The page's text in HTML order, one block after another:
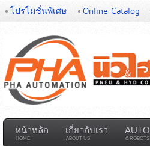
โปรโมชั่นพิเศษ Online Catalog
หน้าหลัก
HOME
เกี่ยวกับเรา
ABOUT US & ROBOTS